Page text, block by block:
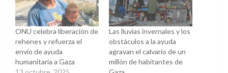
ONU celebra liberación de
rehenes y refuerza el
envío de ayuda
humanitaria a Gaza
Las lluvias invernales y los
obstáculos a la ayuda
agravan el calvario de un
millón de habitantes de